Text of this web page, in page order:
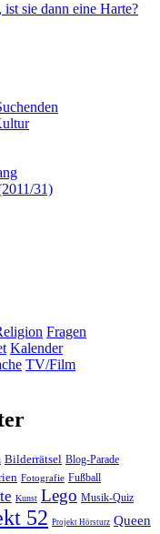
sie dann eine Harte?
31)
Fragen
Kalender
TV/Film
Bilderrätsel Blog-Parade
Fotografie Fußball
Kunst Lego Musik-Quiz
52 Projekt Hörsturz Queen